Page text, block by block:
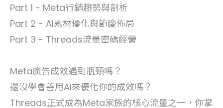
Part 1 - Meta行銷趨勢與剖析
Part 2 - AI素材優化與節慶佈局
Part 3 - Threads流量密碼經營
Meta廣告成效遇到瓶頸嗎？
還沒學會善用AI來優化你的成效嗎？
Threads正式成為Meta家族的核心流量之一，你掌